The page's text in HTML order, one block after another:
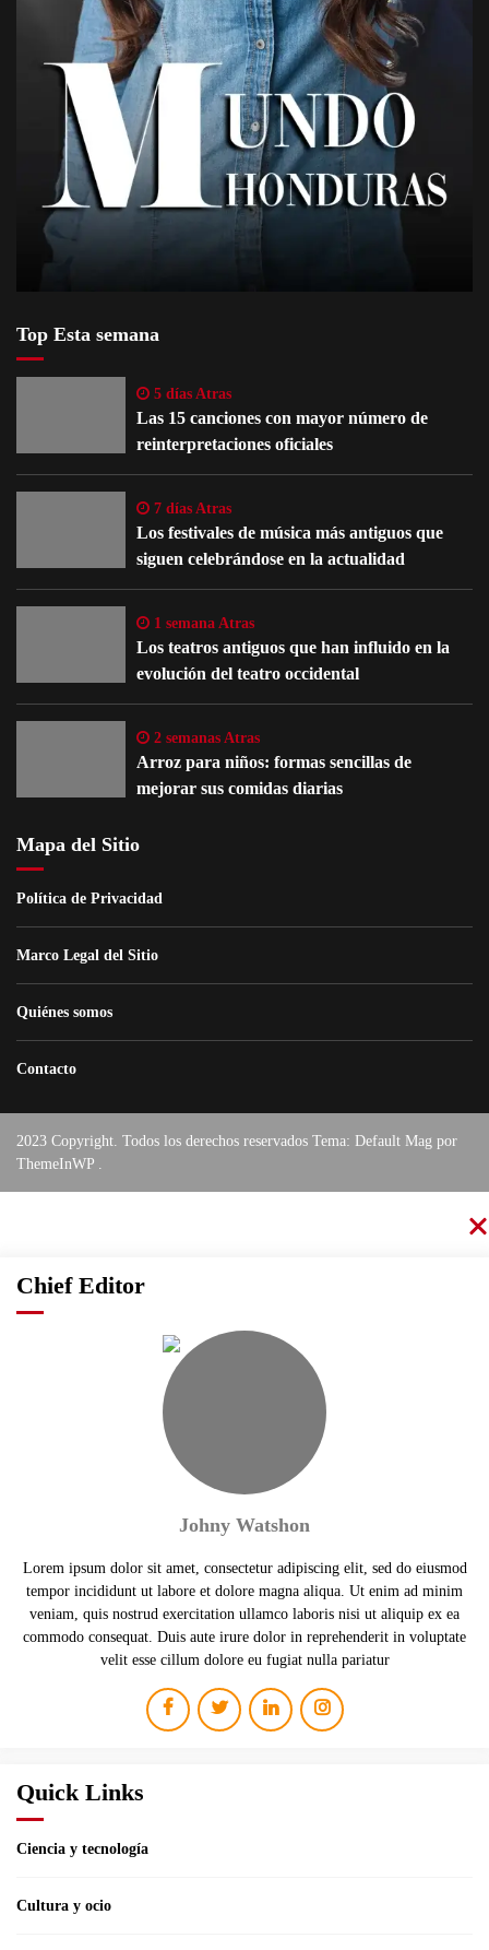
Top Esta semana
5 días Atras
Las 15 canciones con mayor número de
reinterpretaciones oficiales
7 días Atras
Los festivales de música más antiguos que
siguen celebrándose en la actualidad
1 semana Atras
Los teatros antiguos que han influido en la
evolución del teatro occidental
2 semanas Atras
Arroz para niños: formas sencillas de
mejorar sus comidas diarias
Mapa del Sitio
Política de Privacidad
Marco Legal del Sitio
Quiénes somos
Contacto
2023 Copyright. Todos los derechos reservados Tema: Default Mag por
ThemeInWP
Chief Editor
Johny Watshon
Lorem ipsum dolor sit amet, consectetur adipiscing elit, sed do eiusmod
tempor incididunt ut labore et dolore magna aliqua. Ut enim ad minim
veniam, quis nostrud exercitation ullamco laboris nisi ut aliquip ex ea
commodo consequat. Duis aute irure dolor in reprehenderit in voluptate
velit esse cillum dolore eu fugiat nulla pariatur
Quick Links
Ciencia y tecnología
Cultura y ocio